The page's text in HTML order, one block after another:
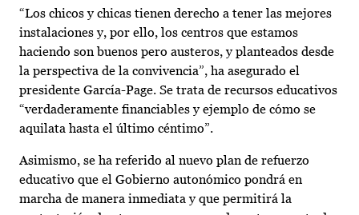
“Los chicos y chicas tienen derecho a tener las mejores
instalaciones y, por ello, los centros que estamos
haciendo son buenos pero austeros, y planteados desde
la perspectiva de la convivencia”, ha asegurado el
presidente García-Page. Se trata de recursos educativos
“verdaderamente financiables y ejemplo de cómo se
aquilata hasta el último céntimo”.
Asimismo, se ha referido al nuevo plan de refuerzo
educativo que el Gobierno autonómico pondrá en
marcha de manera inmediata y que permitirá la